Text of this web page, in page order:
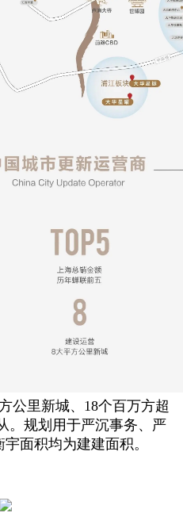
公里新城、18个百万方超
。规划用于严沉事务、严
面积均为建建面积。